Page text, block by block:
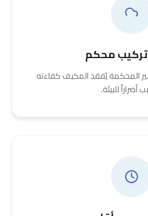
محكم
غير المحكمة يُفقد المكيف كفاءته
أضراراً للبيئة.